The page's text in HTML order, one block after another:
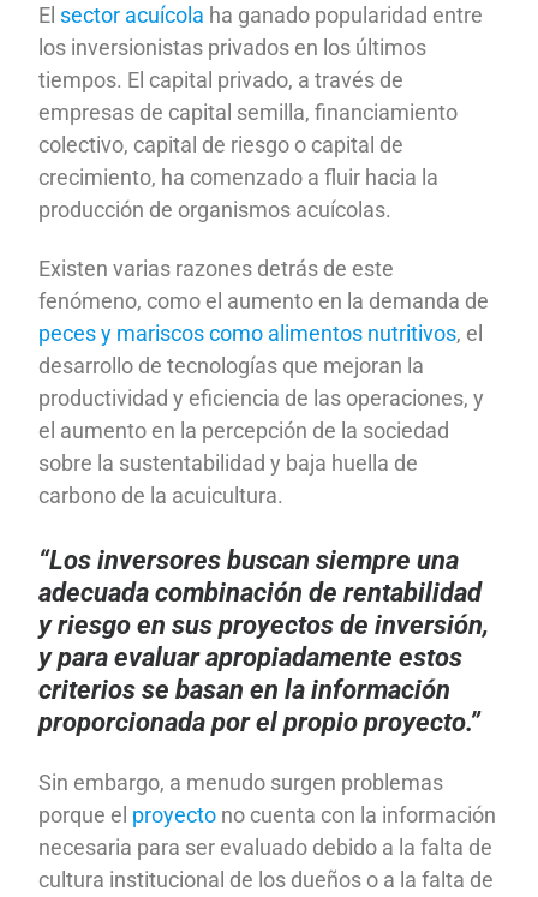
El sector acuícola ha ganado popularidad entre
los inversionistas privados en los últimos
tiempos. El capital privado, a través de
empresas de capital semilla, financiamiento
colectivo, capital de riesgo o capital de
crecimiento, ha comenzado a fluir hacia la
producción de organismos acuícolas.
Existen varias razones detrás de este
fenómeno, como el aumento en la demanda de
peces y mariscos como alimentos nutritivos, el
desarrollo de tecnologías que mejoran la
productividad y eficiencia de las operaciones, y
el aumento en la percepción de la sociedad
sobre la sustentabilidad y baja huella de
carbono de la acuicultura.
“Los inversores buscan siempre una
adecuada combinación de rentabilidad
y riesgo en sus proyectos de inversión,
y para evaluar apropiadamente estos
criterios se basan en la información
proporcionada por el propio proyecto.”
Sin embargo, a menudo surgen problemas
porque el proyecto no cuenta con la información
necesaria para ser evaluado debido a la falta de
cultura institucional de los dueños o a la falta de